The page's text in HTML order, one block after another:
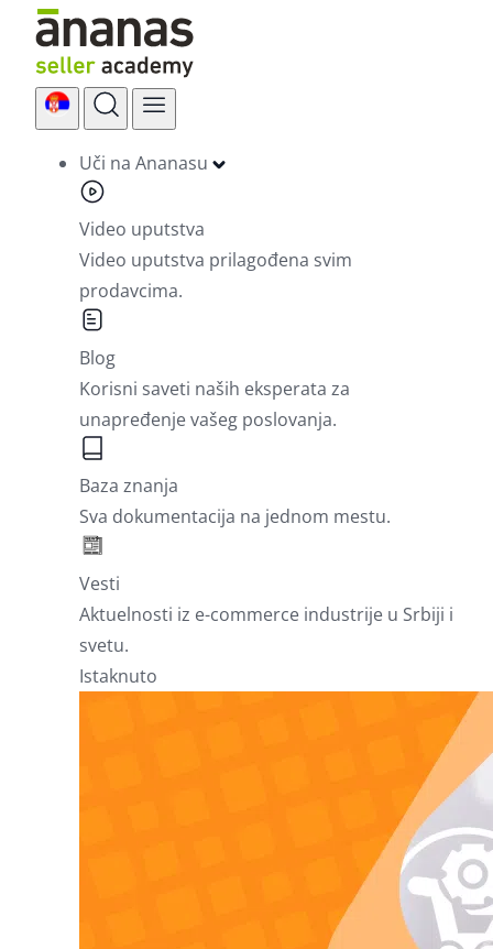
Skip
content
Uči na Ananasu
Video uputstva
Video uputstva prilagođena svim
prodavcima.
Blog
Korisni saveti naših eksperata za
unapređenje vašeg poslovanja.
Baza znanja
Sva dokumentacija na jednom mestu.
Vesti
Aktuelnosti iz e-commerce industrije u Srbiji i
svetu.
Istaknuto